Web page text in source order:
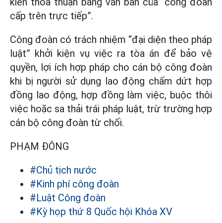
cấp trên trực tiếp”.
Công đoàn có trách nhiệm “đại diện theo pháp
luật” khởi kiện vụ việc ra tòa án để bảo vệ
quyền, lợi ích hợp pháp cho cán bộ công đoàn
khi bị người sử dụng lao động chấm dứt hợp
đồng lao động, hợp đồng làm việc, buộc thôi
việc hoặc sa thải trái pháp luật, trừ trường hợp
cán bộ công đoàn từ chối.
PHẠM ĐÔNG
#Chủ tịch nước
#Kinh phí công đoàn
#Luật Công đoàn
#Kỳ họp thứ 8 Quốc hội Khóa XV